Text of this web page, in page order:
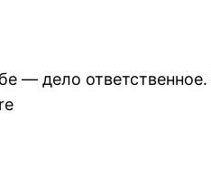
— дело